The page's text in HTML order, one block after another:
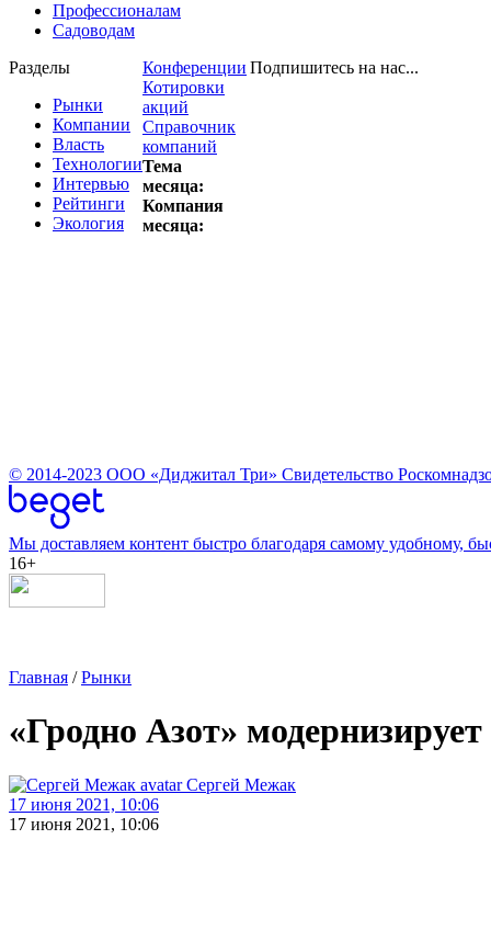
Профессионалам
Садоводам
Разделы
Рынки
Компании
Власть
Технологии
Интервью
Рейтинги
Экология
Конференции
Котировки
акций
Справочник
компаний
Тема
месяца:
Компания
месяца:
Подпишитесь на нас...
© 2014-2023 ООО «Диджитал Три» Свидетельство
Мы доставляем контент быстро благодаря самому удобному,
16+
Главная /Рынки
«Гродно Азот»
Сергей Межак
17 июня 2021, 10:06
17 июня 2021, 10:06